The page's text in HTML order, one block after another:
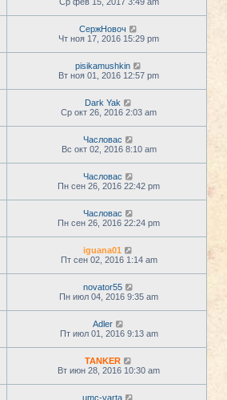
СержНовоч
Чт ноя 17, 2016 15:29 pm
pisikamushkin
Вт ноя 01, 2016 12:57 pm
Dark Yak
Ср окт 26, 2016 2:03 am
Часловас
Вс окт 02, 2016 8:10 am
Часловас
Пн сен 26, 2016 22:42 pm
Часловас
Пн сен 26, 2016 22:24 pm
iguana01
Пт сен 02, 2016 1:14 am
novator55
Пн июл 04, 2016 9:35 am
Adler
Пт июл 01, 2016 9:13 am
TANKER
Вт июн 28, 2016 10:30 am
umc-varta